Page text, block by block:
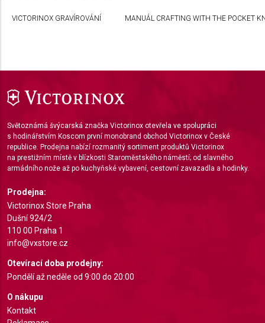
VICTORINOX GRAVÍROVÁNÍ MANUÁL CRAFTING WITH THE POCKET
Světoznámá švýcarská značka Victorinox otevřela ve spolupráci
s hodinářstvím Koscom první monobrand obchod Victorinox v České
republice. Prodejna nabízí rozmanitý sortiment produktů Victorinox
na prestižním místě v blízkosti Staroměstského náměstí; od slavného
armádního nože až po kuchyňské vybavení, cestovní zavazadla a hodinky.
Prodejna:
Victorinox Store Praha
Dušní 924/2
110 00 Praha 1
info@vxstore.cz
Otevírací doba prodejny:
Pondělí až neděle od 9:00 do 20:00
O nákupu
Kontakt
Non-IAB processing purposes:
Advertising